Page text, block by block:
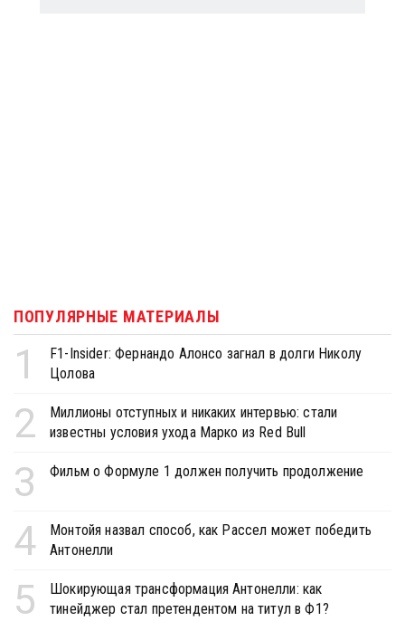
ПОПУЛЯРНЫЕ МАТЕРИАЛЫ
1
F1-Insider: Фернандо Алонсо загнал в долги Николу
Цолова
2
Миллионы отступных и никаких интервью: стали
известны условия ухода Марко из Red Bull
3 Фильм о Формуле 1 должен получить продолжение
4
Монтойя назвал способ, как Рассел может победить
Антонелли
5
Шокирующая трансформация Антонелли: как
тинейджер стал претендентом на титул в Ф1?